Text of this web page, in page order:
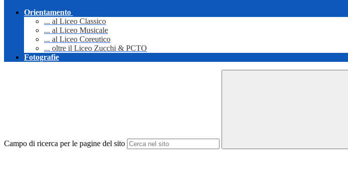
Orientamento
... al Liceo Classico
... al Liceo Musicale
... al Liceo Coreutico
... oltre il Liceo Zucchi & PCTO
Fotografie
Campo di ricerca per le pagine del sito